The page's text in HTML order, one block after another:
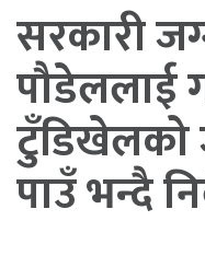
सरकारी
पौडेललाई
टुँडिखेलको
पाउँ भन्दै